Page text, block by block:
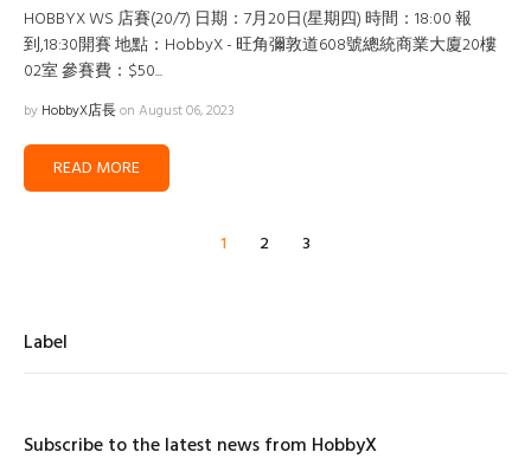
HOBBYX WS 店賽(20/7) 日期：7月20日(星期四) 時間：18:00 報
到,18:30開賽 地點：HobbyX - 旺角彌敦道608號總統商業大廈20樓
02室 參賽費：$50...
by HobbyX店長on August 06, 2023
READ MORE
1 2 3
Label
Subscribe to the latest news from HobbyX